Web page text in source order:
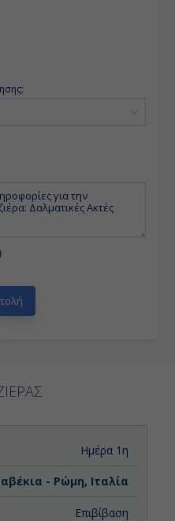
ΑΝΑΧΩΡΗΣΗ
Ημέρα 1η
- Ρώμη, Ιταλία
Επιβίβαση